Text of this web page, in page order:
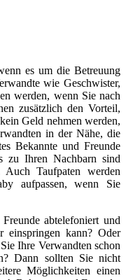
es um die Betreuung
wie Geschwister,
werden, wenn Sie nach
zusätzlich den Vorteil,
Geld nehmen werden,
in der Nähe, die
Bekannte und Freunde
zu Ihren Nachbarn sind
Taufpaten werden
aufpassen, wenn Sie
abtelefoniert und
einspringen kann? Oder
Ihre Verwandten schon
Dann sollten Sie nicht
Möglichkeiten einen